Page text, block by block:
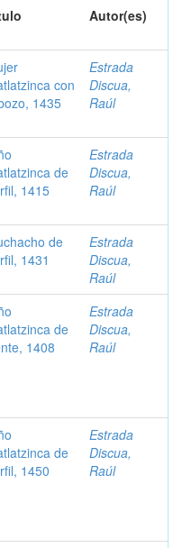
Autor(es)
con
1435
Estrada
Discua,
Raúl
de
1415
Estrada
Discua,
Raúl
de
1431
Estrada
Discua,
Raúl
de
1408
Estrada
Discua,
Raúl
de
1450
Estrada
Discua,
Raúl